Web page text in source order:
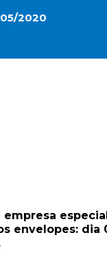
2020
empresa
envelopes: dia